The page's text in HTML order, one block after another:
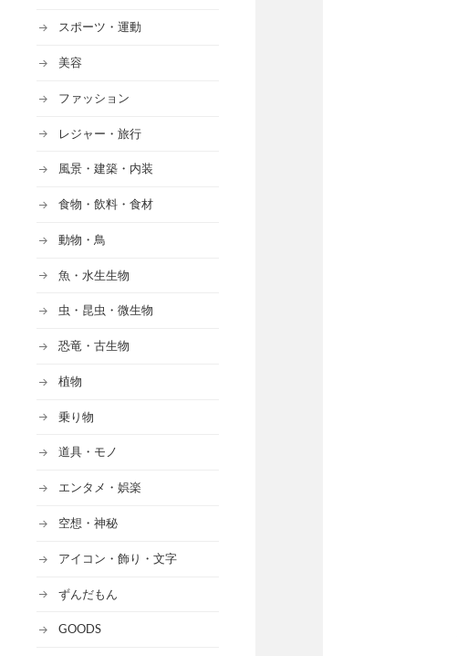
スポーツ・運動
美容
ファッション
レジャー・旅行
風景・建築・内装
食物・飲料・食材
動物・鳥
魚・水生生物
虫・昆虫・微生物
恐竜・古生物
植物
乗り物
道具・モノ
エンタメ・娯楽
空想・神秘
アイコン・飾り・文字
ずんだもん
GOODS